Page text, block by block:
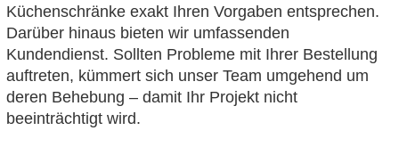
Küchenschränke exakt Ihren Vorgaben entsprechen.
Darüber hinaus bieten wir umfassenden
Kundendienst. Sollten Probleme mit Ihrer Bestellung
auftreten, kümmert sich unser Team umgehend um
deren Behebung – damit Ihr Projekt nicht
beeinträchtigt wird.